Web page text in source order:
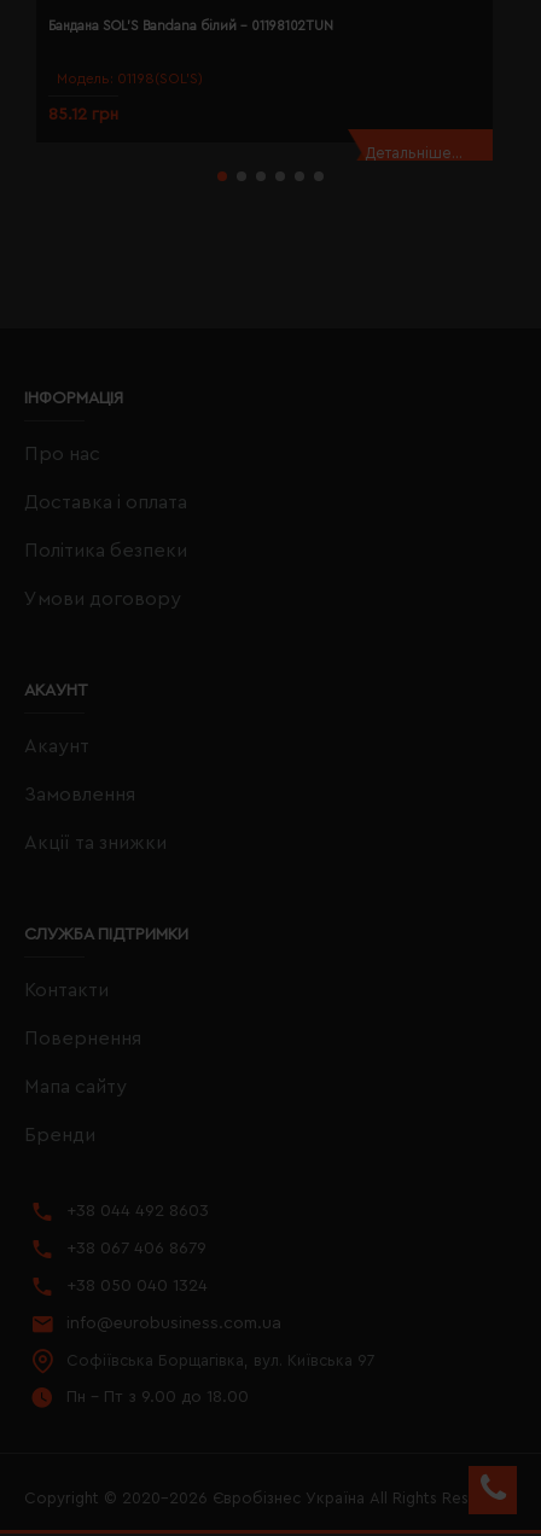
Модель: 01198(SOL’S)
Бандана SOL'S Bandana білий - 01198102TUN
85.12 грн
Детальніше...
ІНФОРМАЦІЯ
Про нас
Доставка і оплата
Політика безпеки
Умови договору
АКАУНТ
Акаунт
Замовлення
Акції та знижки
СЛУЖБА ПІДТРИМКИ
Контакти
Повернення
Мапа сайту
Бренди
+38 044 492 8603
+38 067 406 8679
+38 050 040 1324
info@eurobusiness.com.ua
Софіївська Борщагівка, вул. Київська 97
Пн - Пт з 9.00 до 18.00
Copyright © 2020–2026 Євробізнес Україна All Rights Reserved